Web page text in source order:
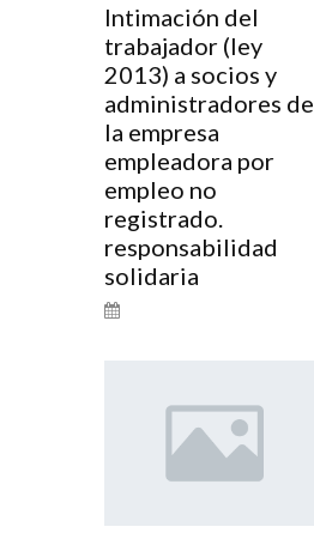
Intimación del
trabajador (ley
2013) a socios y
administradores de
la empresa
empleadora por
empleo no
registrado.
responsabilidad
solidaria